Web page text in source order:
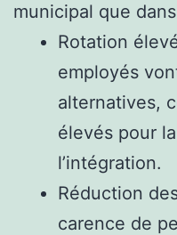
municipal que
Rotation
employés
alternatives,
élevés pour
l’intégration.
Réduction
carence de